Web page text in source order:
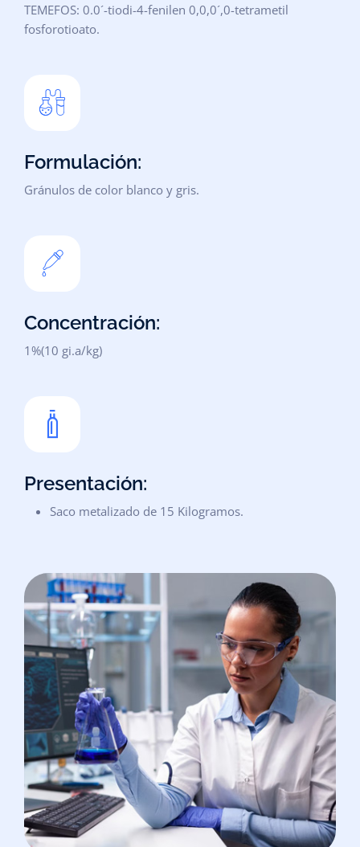
TEMEFOS: 0.0´-tiodi-4-fenilen 0,0,0´,0-tetrametil
fosforotioato.
Formulación:
Gránulos de color blanco y gris.
Concentración:
1%(10 gi.a/kg)
Presentación:
Saco metalizado de 15 Kilogramos.